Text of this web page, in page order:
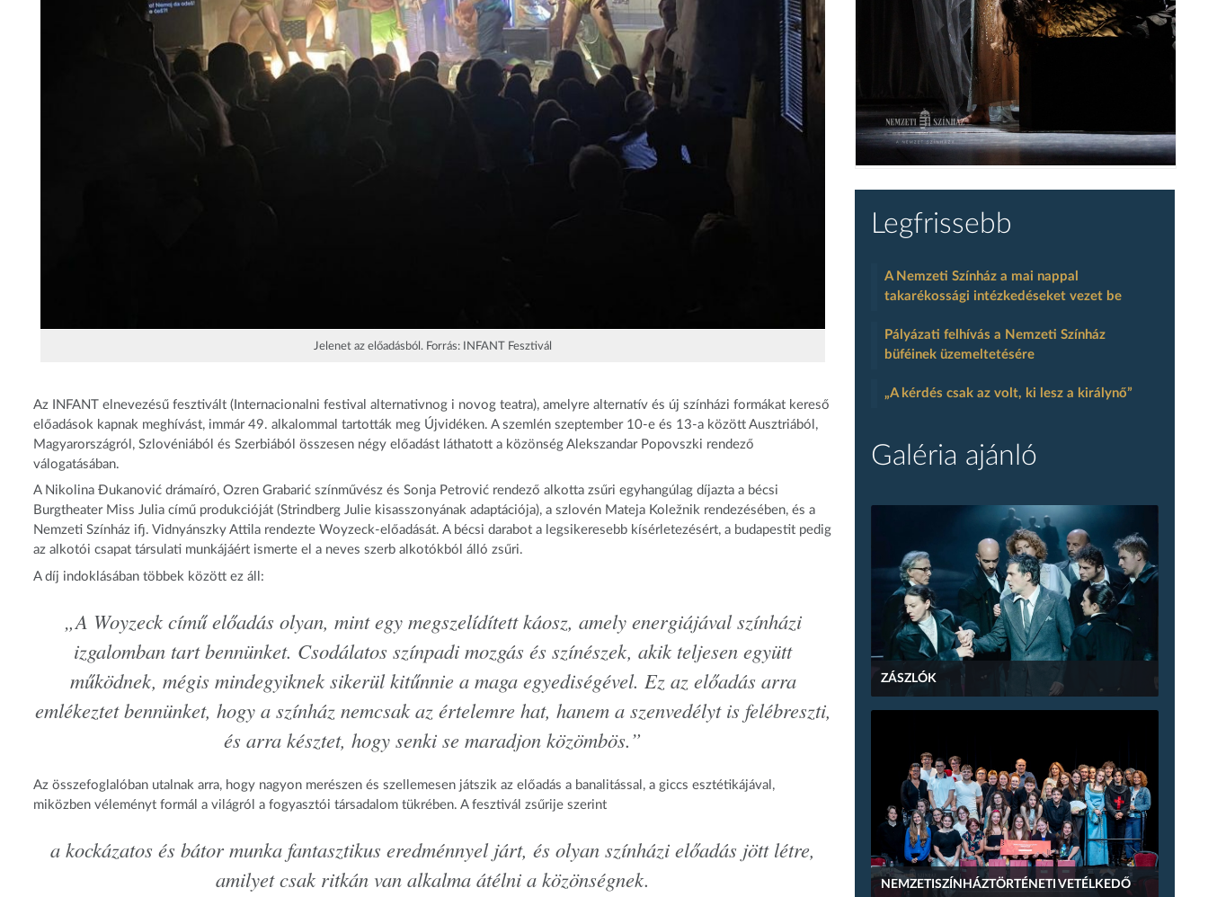
Jelenet az előadásból. Forrás: INFANT Fesztivál
Az INFANT elnevezésű fesztivált (Internacionalni festival alternativnog i novog teatra), amelyre alternatív és új színházi formákat kereső
előadások kapnak meghívást, immár 49. alkalommal tartották meg Újvidéken. A szemlén szeptember 10-e és 13-a között Ausztriából,
Magyarországról, Szlovéniából és Szerbiából összesen négy előadást láthatott a közönség Alekszandar Popovszki rendező
válogatásában.
A Nikolina Đukanović drámaíró, Ozren Grabarić színművész és Sonja Petrović rendező alkotta zsűri egyhangúlag díjazta a bécsi
Burgtheater Miss Julia című produkcióját (Strindberg Julie kisasszonyának adaptációja), a szlovén Mateja Koležnik rendezésében, és a
Nemzeti Színház ifj. Vidnyánszky Attila rendezte Woyzeck-előadását. A bécsi darabot a legsikeresebb kísérletezésért, a budapestit pedig
az alkotói csapat társulati munkájáért ismerte el a neves szerb alkotókból álló zsűri.
A díj indoklásában többek között ez áll:
„A Woyzeck című előadás olyan, mint egy megszelídített káosz, amely energiájával színházi
izgalomban tart bennünket. Csodálatos színpadi mozgás és színészek, akik teljesen együtt
működnek, mégis mindegyiknek sikerül kitűnnie a maga egyediségével. Ez az előadás arra
emlékeztet bennünket, hogy a színház nemcsak az értelemre hat, hanem a szenvedélyt is felébreszti,
és arra késztet, hogy senki se maradjon közömbös.”
Az összefoglalóban utalnak arra, hogy nagyon merészen és szellemesen játszik az előadás a banalitással, a giccs esztétikájával,
miközben véleményt formál a világról a fogyasztói társadalom tükrében. A fesztivál zsűrije szerint
a kockázatos és bátor munka fantasztikus eredménnyel járt, és olyan színházi előadás jött létre,
amilyet csak ritkán van alkalma átélni a közönségnek.
Legfrissebb
A Nemzeti Színház a mai nappal
takarékossági intézkedéseket vezet be
Pályázati felhívás a Nemzeti Színház
büféinek üzemeltetésére
„A kérdés csak az volt, ki lesz a királynő”
Galéria ajánló
ZÁSZLÓK
NEMZETISZÍNHÁZTÖRTÉNETI VETÉLKEDŐ